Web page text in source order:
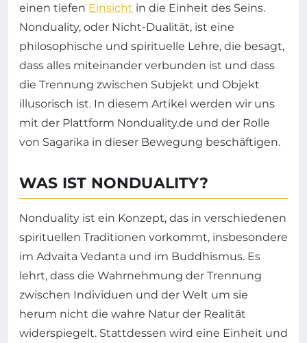
einen tiefen Einsicht in die Einheit des Seins.
Nonduality, oder Nicht-Dualität, ist eine
philosophische und spirituelle Lehre, die besagt,
dass alles miteinander verbunden ist und dass
die Trennung zwischen Subjekt und Objekt
illusorisch ist. In diesem Artikel werden wir uns
mit der Plattform Nonduality.de und der Rolle
von Sagarika in dieser Bewegung beschäftigen.
WAS IST NONDUALITY?
Nonduality ist ein Konzept, das in verschiedenen
spirituellen Traditionen vorkommt, insbesondere
im Advaita Vedanta und im Buddhismus. Es
lehrt, dass die Wahrnehmung der Trennung
zwischen Individuen und der Welt um sie
herum nicht die wahre Natur der Realität
widerspiegelt. Stattdessen wird eine Einheit und